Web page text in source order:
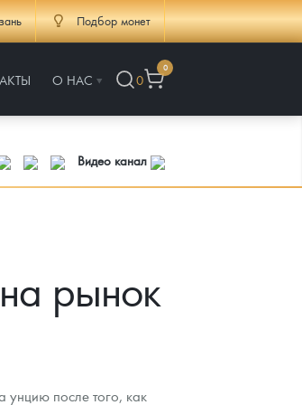
Подбор монет
О НАС 0
0
Видео канал
рынок
после того, как